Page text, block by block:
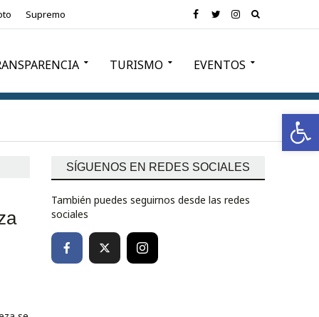
Supremo
TURISMO EVENTOS
SÍGUENOS EN REDES SOCIALES
También puedes seguirnos desde las redes
sociales
Abrir barra de herramientas